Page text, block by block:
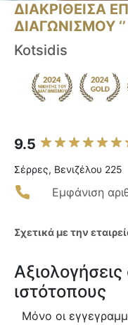
ΔΙΑΚΡΙΘΕΙΣΑ
ΔΙΑΓΩΝΙΣΜΟΥ ‘’
Kotsidis
9.5
Σέρρες, Βενιζέλου 225
Εμφάνιση
Σχετικά με την
ιστότοπους
Μόνο οι